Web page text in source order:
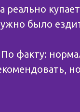
реально
было
По факту: